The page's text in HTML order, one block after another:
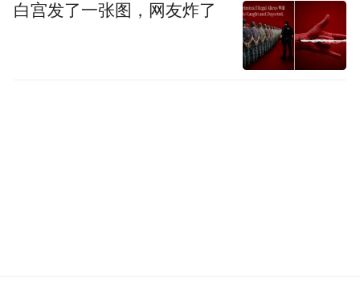
白宫发了一张图，网友炸了